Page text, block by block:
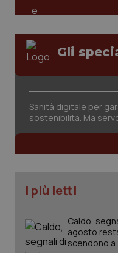
Gli
Sanità digitale per
sostenibilità. Ma
I più letti
Caldo,
agosto
scendono a